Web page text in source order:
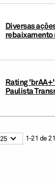
Diversas
rebaixamento
Rating
Paulista
25 1-21 de 21